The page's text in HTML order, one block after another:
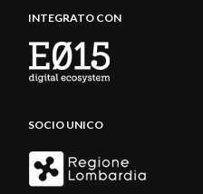
INTEGRATO CON
SOCIO UNICO